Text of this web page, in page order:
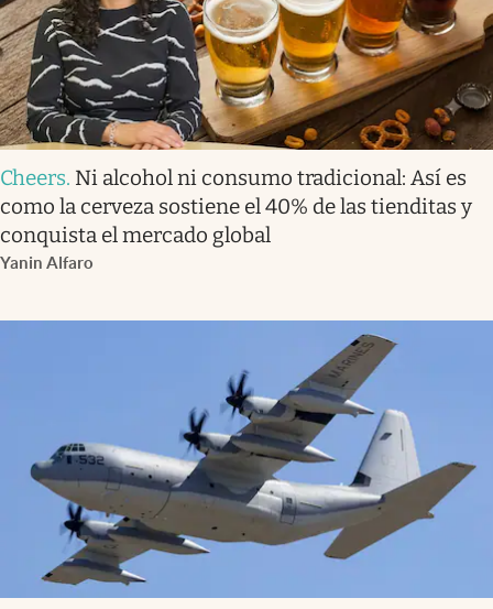
Cheers. Ni alcohol ni consumo tradicional: Así es
como la cerveza sostiene el 40% de las tienditas y
conquista el mercado global
Yanin Alfaro